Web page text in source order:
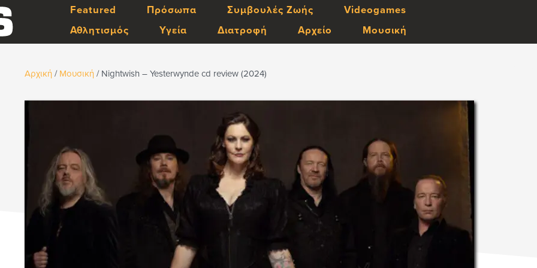
Featured Πρόσωπα Συμβουλές Ζωής
Videogames
Αθλητισμός
Υγεία Διατροφή Αρχείο Μουσική
Αρχική / Μουσική /Nightwish – Yesterwynde cd review (2024)